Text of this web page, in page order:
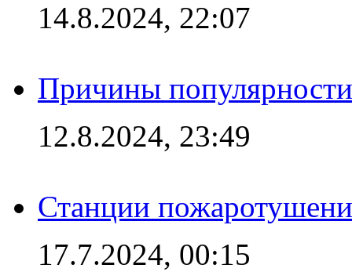
14.8.2024, 22:07
Причины
12.8.2024, 23:49
Станции
17.7.2024, 00:15